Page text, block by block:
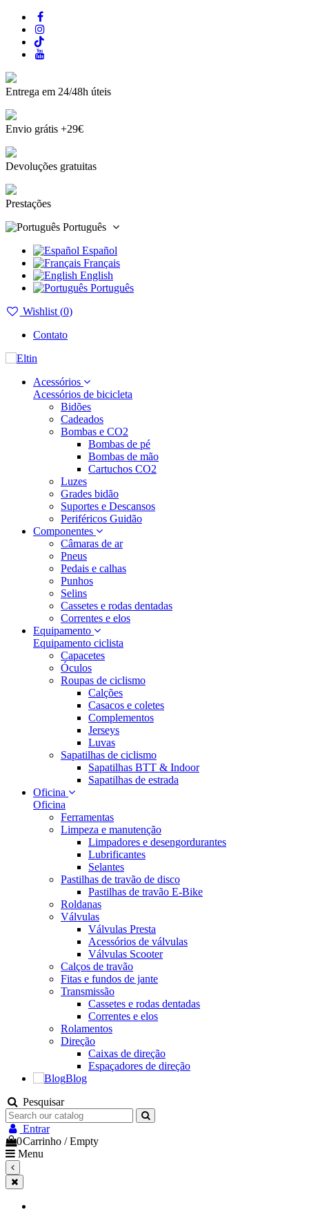
Entrega em 24/48h úteis
Envio grátis +29€
Devoluções gratuitas
Prestações
Português
Español
Français
English
Português
Wishlist (0)
Contato
Acessórios
Acessórios de bicicleta
Bidões
Cadeados
Bombas e CO2
Bombas de pé
Bombas de mão
Cartuchos CO2
Luzes
Grades bidão
Suportes e Descansos
Periféricos Guidão
Componentes
Câmaras de ar
Pneus
Pedais e calhas
Punhos
Selins
Cassetes e rodas dentadas
Correntes e elos
Equipamento
Equipamento ciclista
Capacetes
Óculos
Roupas de ciclismo
Calções
Casacos e coletes
Complementos
Jerseys
Luvas
Sapatilhas de ciclismo
Sapatilhas BTT & Indoor
Sapatilhas de estrada
Oficina
Oficina
Ferramentas
Limpeza e manutenção
Limpadores e desengordurantes
Lubrificantes
Selantes
Pastilhas de travão de disco
Pastilhas de travão E-Bike
Roldanas
Válvulas
Válvulas Presta
Acessórios de válvulas
Válvulas Scooter
Calços de travão
Fitas e fundos de jante
Transmissão
Cassetes e rodas dentadas
Correntes e elos
Rolamentos
Direção
Caixas de direção
Espaçadores de direção
Blog
Pesquisar
Entrar
0Carrinho /Empty
Menu